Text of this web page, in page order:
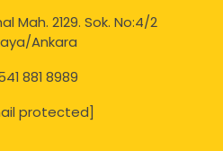
Mah. 2129. Sok. No:4/2
Ankara
881 8989
protected]